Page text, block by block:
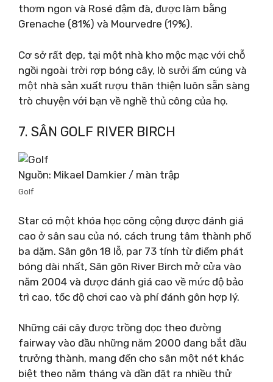
thơm ngon và Rosé đậm đà, được làm bằng
Grenache (81%) và Mourvedre (19%).
Cơ sở rất đẹp, tại một nhà kho mộc mạc với chỗ
ngồi ngoài trời rợp bóng cây, lò sưởi ấm cúng và
một nhà sản xuất rượu thân thiện luôn sẵn sàng
trò chuyện với bạn về nghề thủ công của họ.
7. SÂN GOLF RIVER BIRCH
Nguồn: Mikael Damkier / màn trập
Golf
Star có một khóa học công cộng được đánh giá
cao ở sân sau của nó, cách trung tâm thành phố
ba dặm. Sân gôn 18 lỗ, par 73 tính từ điểm phát
bóng dài nhất, Sân gôn River Birch mở cửa vào
năm 2004 và được đánh giá cao về mức độ bảo
trì cao, tốc độ chơi cao và phí đánh gôn hợp lý.
Những cái cây được trồng dọc theo đường
fairway vào đầu những năm 2000 đang bắt đầu
trưởng thành, mang đến cho sân một nét khác
biệt theo năm tháng và dần đặt ra nhiều thử